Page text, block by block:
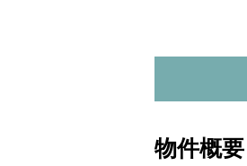
物件概要